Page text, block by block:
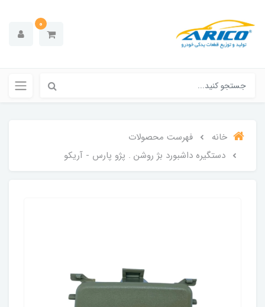
0
خانه
فهرست محصولات
دستگیره داشبورد بژ روشن . پژو پارس - آریکو